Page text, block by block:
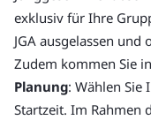
exklusiv für Ihre
JGA ausgelassen
Zudem kommen Sie
Planung: Wählen Sie
Startzeit. Im Rahmen